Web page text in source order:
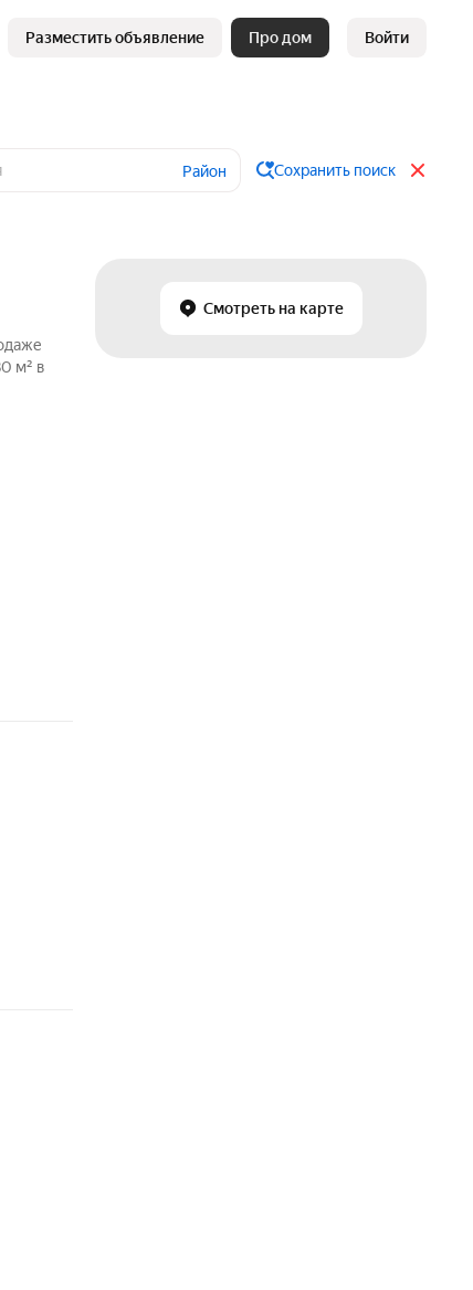
Разместить объявление Про дом Войти
Район Сохранить поиск
Смотреть на карте
м² в